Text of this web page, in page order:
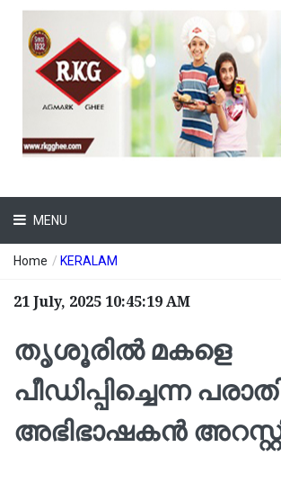
MENU
Home / KERALAM
21 July, 2025 10:45:19 AM
തൃശൂരില്‍ മകളെ
പീഡിപ്പിച്ചെന്ന
അഭിഭാഷകന്‍